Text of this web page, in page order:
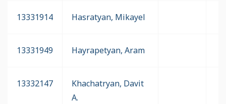
13331914 Hasratyan, Mikayel
13331949 Hayrapetyan, Aram
13332147
Khachatryan, Davit
A.